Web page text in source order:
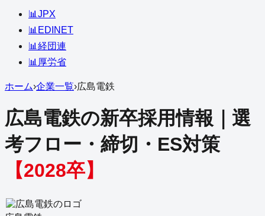
📊 JPX
📊 EDINET
📊 経団連
📊 厚労省
ホーム›企業一覧›広島電鉄
広島電鉄の新卒採用情報｜選
考フロー・締切・ES対策
【2028卒】